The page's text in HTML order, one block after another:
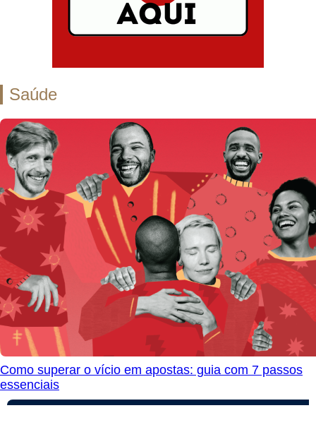
Saúde
Como superar o vício em apostas: guia com 7 passos
essenciais